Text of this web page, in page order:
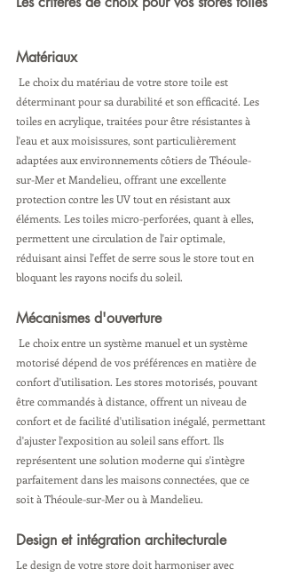
Matériaux
Le choix du matériau de votre store toile est
déterminant pour sa durabilité et son efficacité. Les
toiles en acrylique, traitées pour être résistantes à
l'eau et aux moisissures, sont particulièrement
adaptées aux environnements côtiers de Théoule-
sur-Mer et Mandelieu, offrant une excellente
protection contre les UV tout en résistant aux
éléments. Les toiles micro-perforées, quant à elles,
permettent une circulation de l'air optimale,
réduisant ainsi l'effet de serre sous le store tout en
bloquant les rayons nocifs du soleil.
Mécanismes d'ouverture
Le choix entre un système manuel et un système
motorisé dépend de vos préférences en matière de
confort d'utilisation. Les stores motorisés, pouvant
être commandés à distance, offrent un niveau de
confort et de facilité d'utilisation inégalé, permettant
d'ajuster l'exposition au soleil sans effort. Ils
représentent une solution moderne qui s'intègre
parfaitement dans les maisons connectées, que ce
soit à Théoule-sur-Mer ou à Mandelieu.
Design et intégration architecturale
Le design de votre store doit harmoniser avec